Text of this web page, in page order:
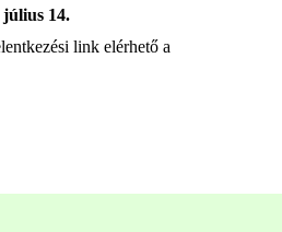
14.
link elérhető a